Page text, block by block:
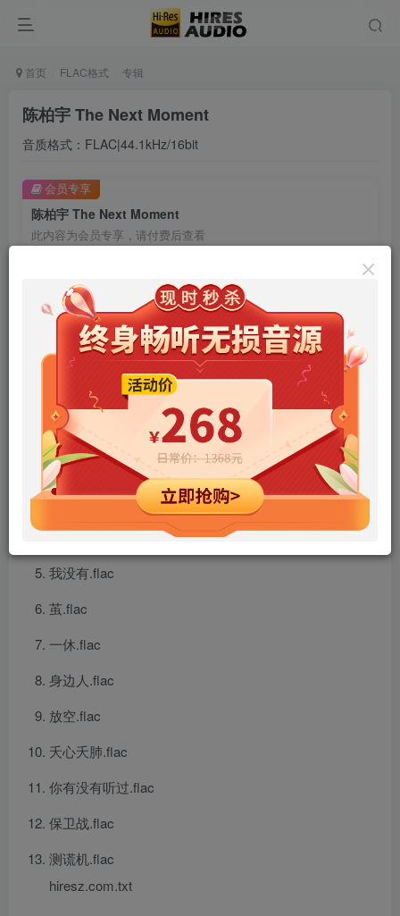
首页 FLAC格式 专辑
陈柏宇 The Next Moment
音质格式：FLAC|44.1kHz/16bit
陈柏宇 The Next Moment
此内容为会员专享，请付费后查看
9.9 99
年卡会员 免费 永久会员
立即购买
您当前未登录！建议登陆后购买，可保存购买订单
会员专享
鱼眼.flac
晴空.flac
赎罪.flac
让子弹飞.flac
我没有.flac
茧.flac
一休.flac
身边人.flac
放空.flac
夭心夭肺.flac
你有没有听过.flac
保卫战.flac
测谎机.flac
hiresz.com.txt